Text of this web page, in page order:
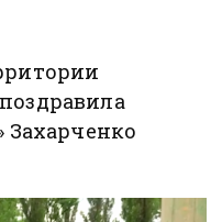
Захарченко